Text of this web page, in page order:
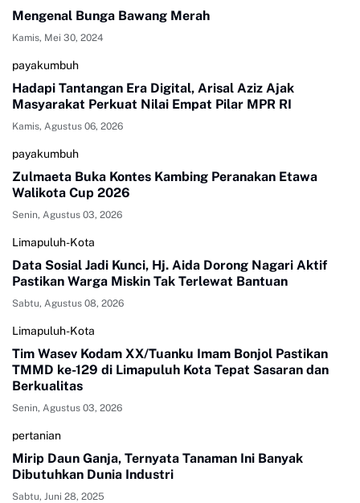
Mengenal Bunga Bawang Merah
Kamis, Mei 30, 2024
payakumbuh
Hadapi Tantangan Era Digital, Arisal Aziz Ajak
Masyarakat Perkuat Nilai Empat Pilar MPR RI
Kamis, Agustus 06, 2026
payakumbuh
Zulmaeta Buka Kontes Kambing Peranakan Etawa
Walikota Cup 2026
Senin, Agustus 03, 2026
Limapuluh-Kota
Data Sosial Jadi Kunci, Hj. Aida Dorong Nagari Aktif
Pastikan Warga Miskin Tak Terlewat Bantuan
Sabtu, Agustus 08, 2026
Limapuluh-Kota
Tim Wasev Kodam XX/Tuanku Imam Bonjol Pastikan
TMMD ke-129 di Limapuluh Kota Tepat Sasaran dan
Berkualitas
Senin, Agustus 03, 2026
pertanian
Mirip Daun Ganja, Ternyata Tanaman Ini Banyak
Dibutuhkan Dunia Industri
Sabtu, Juni 28, 2025